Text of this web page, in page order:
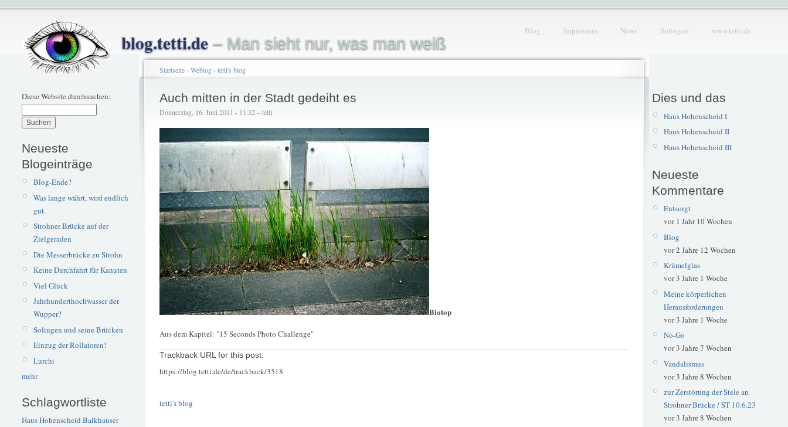
blog.tetti.de– Man sieht nur, was man weiß
Blog Impressum News Solingen www.tetti.de
Diese Website durchsuchen:
Neueste
Blogeinträge
Blog-Ende?
Was lange währt, wird endlich
gut.
Strohner Brücke auf der
Zielgeraden
Die Messerbrücke zu Strohn
Keine Durchfahrt für Kanuten
Viel Glück
Jahrhunderthochwasser der
Wupper?
Solingen und seine Brücken
Einzug der Rollatoren!
Lurchi
mehr
Schlagwortliste
Haus Hohenscheid Balkhauser
Startseite› Weblog› tetti's blog
Auch mitten in der Stadt gedeiht es
Donnerstag, 16. Juni 2011 - 11:32 – tetti
Biotop
Aus dem Kapitel: "15 Seconds Photo Challenge"
Trackback URL for this post:
https://blog.tetti.de/de/trackback/3518
tetti's blog
Dies und das
Haus Hohenscheid I
Haus Hohenscheid II
Haus Hohenscheid III
Neueste
Kommentare
Entsorgt
vor 1 Jahr 10 Wochen
Blog
vor 2 Jahre 12 Wochen
Krümelglas
vor 3 Jahre 1 Woche
Meine körperlichen
Herausforderungen
vor 3 Jahre 1 Woche
No-Go
vor 3 Jahre 7 Wochen
Vandalismus
vor 3 Jahre 8 Wochen
zur Zerstörung der Stele an
Strohner Brücke / ST 10.6.23
vor 3 Jahre 8 Wochen